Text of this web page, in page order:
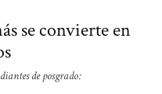
se convierte en
de posgrado: